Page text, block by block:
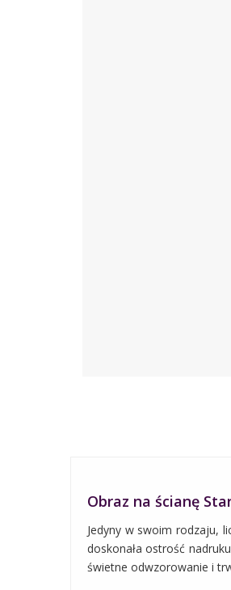
Obraz na ścianę
Jedyny w swoim rodzaju,
doskonała ostrość
świetne odwzorowanie i